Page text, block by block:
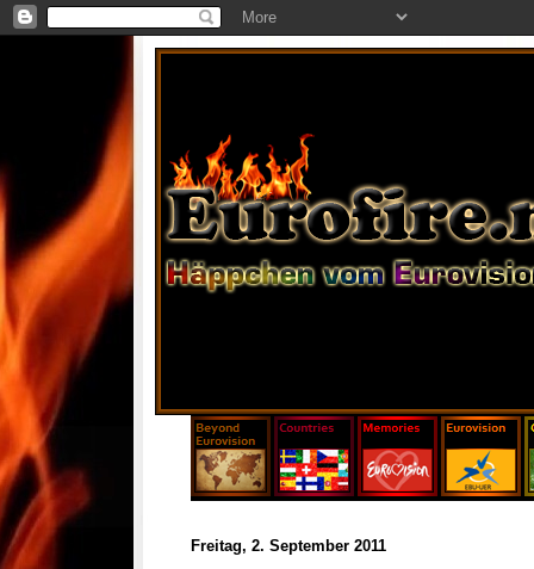
Freitag, 2. September 2011